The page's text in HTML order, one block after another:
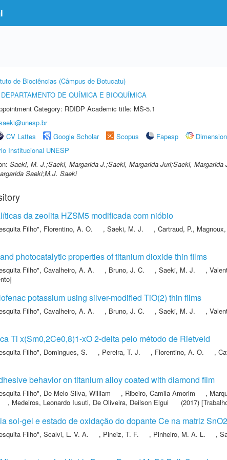
de Biociências (Câmpus de Botucatu)
DEPARTAMENTO DE QUÍMICA E BIOQUÍMICA
Category: RDIDP Academic title: MS-5.1
CV Lattes Google Scholar Scopus Fapesp
Institucional UNESP
Saeki, M. J.;Saeki, Margarida J.;Saeki, Margarida Juri;Saeki,
Saeki;M.J. Saeki
da zeolita HZSM5 modificada com nióbio
Filho", Florentino, A. O. , Saeki, M. J. , Cartraud, P., Magnoux,
photocatalytic properties of titanium dioxide thin films
Filho", Cavalheiro, A. A. , Bruno, J. C. , Saeki, M. J. ,
potassium using silver-modified TiO(2) thin films
Filho", Cavalheiro, A. A. , Bruno, J. C. , Saeki, M. J. ,
Ti x(Sm0,2Ce0,8)1-xO 2-delta pelo método de Rietveld
Filho", Domingues, S. , Pereira, T. J. , Florentino, A. O. ,
behavior on titanium alloy coated with diamond film
Filho", De Melo Silva, William , Ribeiro, Camila Amorim ,
, Medeiros, Leonardo Iusuti, De Oliveira, Deilson Elgui (2017)
sol-gel e estado de oxidação do dopante Ce na matriz SnO2
Filho", Scalvi, L. V. A. , Pineiz, T. F. , Pinheiro, M. A. L. ,